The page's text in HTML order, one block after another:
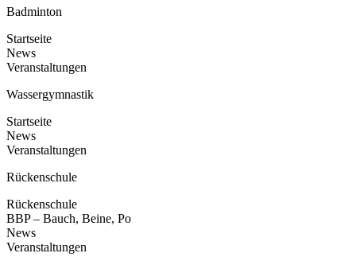
Badminton
Startseite
News
Veranstaltungen
Wassergymnastik
Startseite
News
Veranstaltungen
Rückenschule
Rückenschule
BBP – Bauch, Beine, Po
News
Veranstaltungen